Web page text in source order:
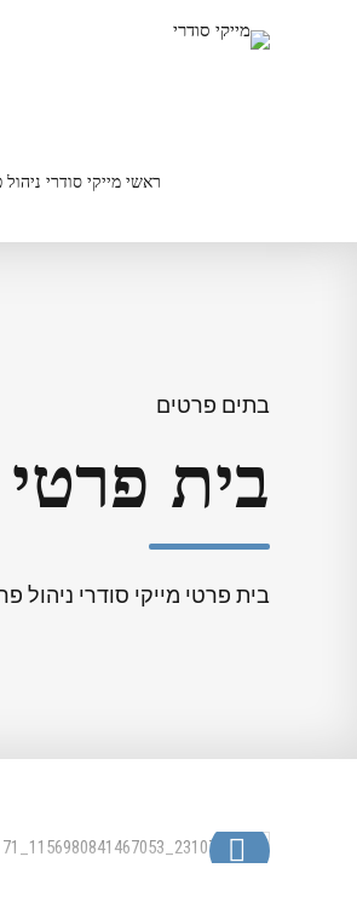
ראשי מייקי סודרי
בתים פרטים
בית פרטי
בית פרטי מייקי סודרי ניהול